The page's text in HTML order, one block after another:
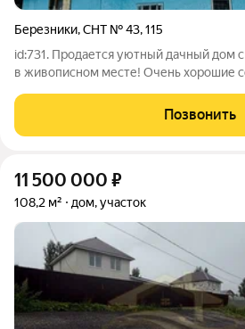
Березники,СНТ № 43,115
id:731. Продается уютный дачный дом
в живописном месте! Очень хорошие
спальни с прекрасным видом. - Окна
солнечную сторону, наполняют дом
Позвонить
11 500 000 ₽
108,2 м² дом, участок